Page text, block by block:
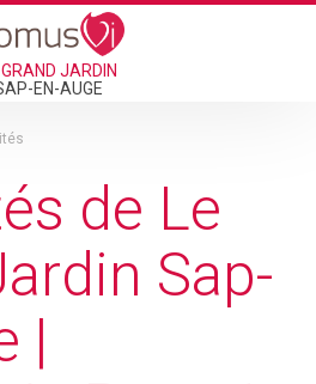
GRAND JARDIN
EN-AUGE
de Le
Sap-
|